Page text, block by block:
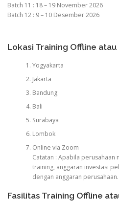
Batch 11 : 18 – 19 November 2026
Batch 12 : 9 – 10 Desember 2026
Lokasi Training Offline atau
Yogyakarta
Jakarta
Bandung
Bali
Surabaya
Lombok
Online via Zoom
Catatan : Apabila
training, anggaran investasi
dengan anggaran perusahaan.
Fasilitas Training Offline